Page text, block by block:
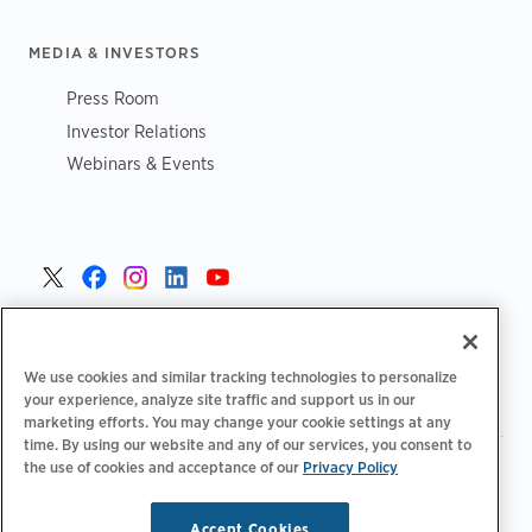
MEDIA & INVESTORS
Press Room
Investor Relations
Webinars & Events
Fortrolighedspolitik‌‌| Privatlivsvalg|Juridisk|
We use cookies and similar tracking technologies to personalize
your experience, analyze site traffic and support us in our
marketing efforts. You may change your cookie settings at any
time. By using our website and any of our services, you consent to
the use of cookies and acceptance of our Privacy Policy